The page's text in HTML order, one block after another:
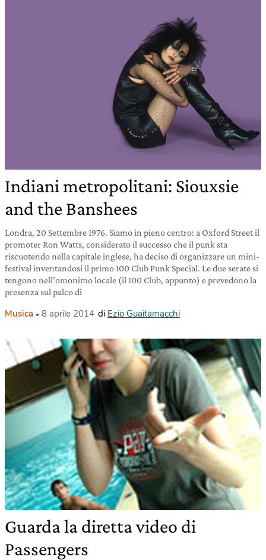
Indiani metropolitani: Siouxsie
and the Banshees
Londra, 20 Settembre 1976. Siamo in pieno centro: a Oxford Street il
promoter Ron Watts, considerato il successo che il punk sta
riscuotendo nella capitale inglese, ha deciso di organizzare un mini-
festival inventandosi il primo 100 Club Punk Special. Le due serate si
tengono nell’omonimo locale (il 100 Club, appunto) e prevedono la
presenza sul palco di
Musica 8 aprile 2014 di Ezio Guaitamacchi
Guarda la diretta video di
Passengers